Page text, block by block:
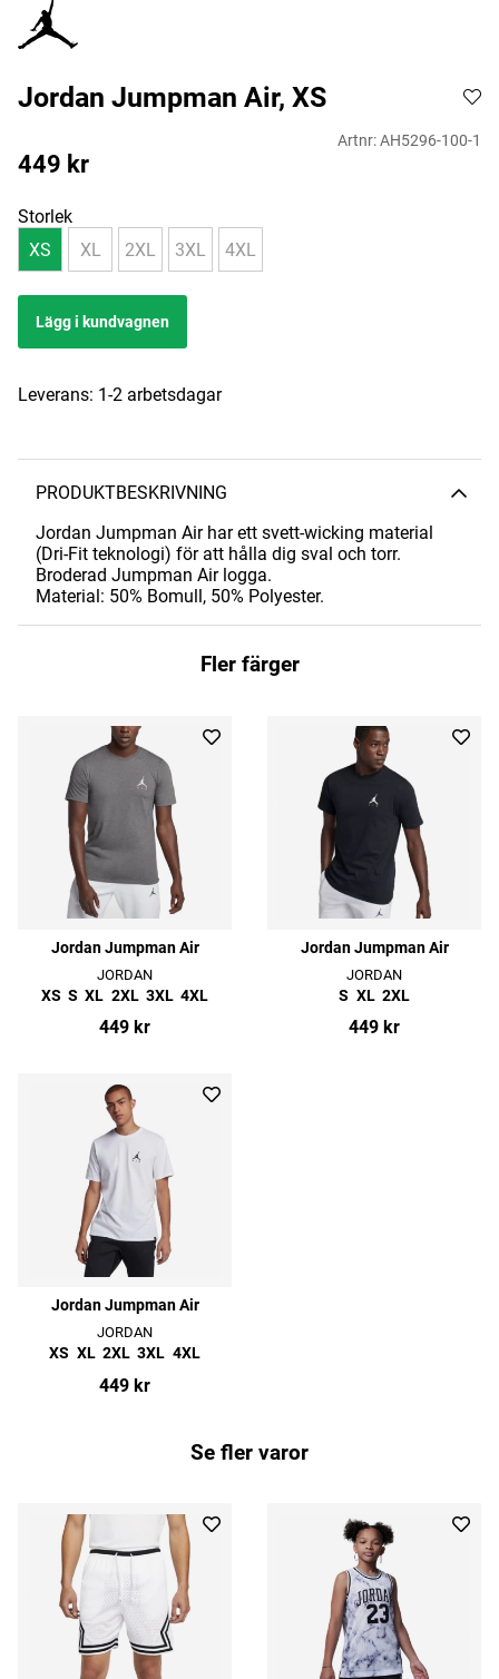
Jordan Jumpman Air, XS
Artnr:AH5296-100-1
449 kr
Storlek
XS
XL 2XL 3XL 4XL
Lägg i kundvagnen
Leverans: 1-2 arbetsdagar
PRODUKTBESKRIVNING
Jordan Jumpman Air har ett svett-wicking material
(Dri-Fit teknologi) för att hålla dig sval och torr.
Broderad Jumpman Air logga.
Material: 50% Bomull, 50% Polyester.
Fler färger
Jordan Jumpman Air
JORDAN
XS S XL 2XL 3XL 4XL
449 kr
Jordan Jumpman Air
JORDAN
S XL 2XL
449 kr
Jordan Jumpman Air
JORDAN
XS XL 2XL 3XL 4XL
449 kr
Se fler varor